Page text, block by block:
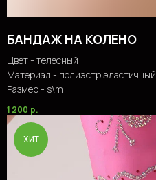
БАНДАЖ НА КОЛЕНО
Цвет - телесный
Материал - полиэстр эластичный
Размер - s\m
1 200 р.
ХИТ